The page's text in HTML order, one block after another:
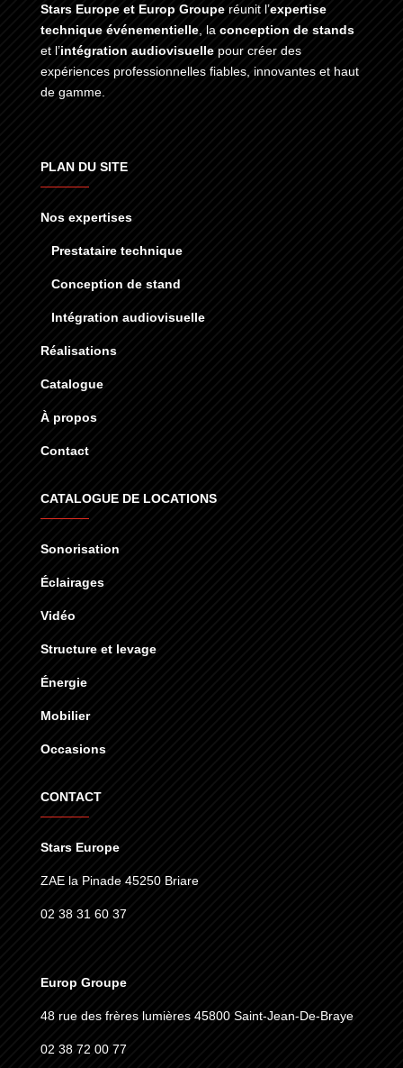
Stars Europe et Europ Groupe réunit l’expertise
technique événementielle, la conception de stands
et l’intégration audiovisuellepour créer des
expériences professionnelles fiables, innovantes et haut
de gamme.
PLAN DU SITE
Nos expertises
Prestataire technique
Conception de stand
Intégration audiovisuelle
Réalisations
Catalogue
À propos
Contact
CATALOGUE DE LOCATIONS
Sonorisation
Éclairages
Vidéo
Structure et levage
Énergie
Mobilier
Occasions
CONTACT
Stars Europe
ZAE la Pinade 45250 Briare
02 38 31 60 37
Europ Groupe
48 rue des frères lumières 45800 Saint-Jean-De-Braye
02 38 72 00 77